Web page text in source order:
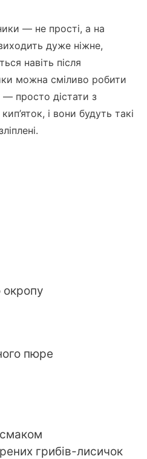
— не прості, а на
дуже ніжне,
навіть після
можна сміливо робити
— просто дістати з
і вони будуть такі
окропу
пюре
грибів-лисичок